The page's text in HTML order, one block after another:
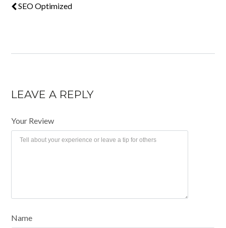
SEO Optimized
LEAVE A REPLY
Your Review
Name